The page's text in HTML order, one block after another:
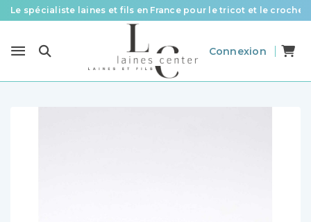
Le spécialiste laines et fils en France pour le tricot et le crochet
Livraison offerte à partir de 58 € d’achat
Connexion